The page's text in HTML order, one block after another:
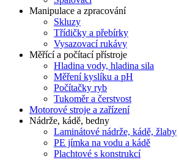
Manipulace a zpracování
Skluzy
Třídičky a přebírky
Vysazovací rukávy
Měřící a počítací přístroje
Hladina vody, hladina sila
Měření kyslíku a pH
Počítačky ryb
Tukoměr a čerstvost
Motorové stroje a zařízení
Nádrže, kádě, bedny
Laminátové nádrže, kádě, žlaby
PE jímka na vodu a kádě
Plachtové s konstrukcí